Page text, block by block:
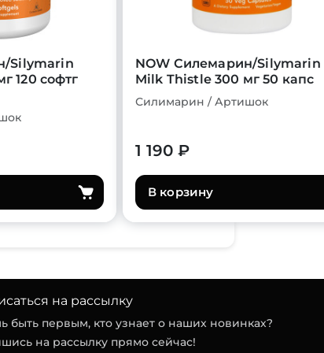
Silymarin
120 софтг
NOW Силемарин/Silymarin
Milk Thistle 300 мг 50 капс
Силимарин / Артишок
1 190 ₽
В корзину
на рассылку
быть первым, кто узнает о наших новинках?
на рассылку прямо сейчас!